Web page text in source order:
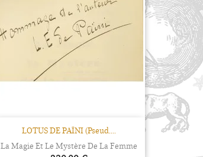
LOTUS DE PAÏNI (pseud....
La Magie Et Le Mystère De La Femme
Aperçu rapide